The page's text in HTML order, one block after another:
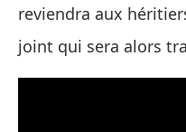
reviendra aux
joint qui sera alors